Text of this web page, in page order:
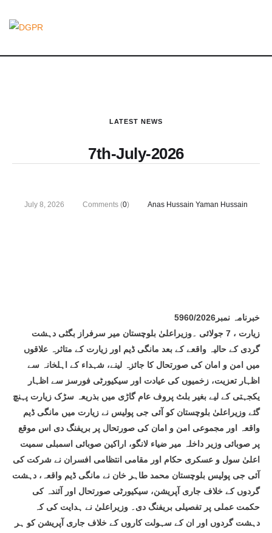
LATEST NEWS
7th-July-2026
July 8, 2026 Comments (0) Anas Hussain Yaman Hussain
خبرنامہ نمبر5960/2026
زیارت ، 7 جولائی ۔وزیراعلیٰ بلوچستان میر سرفراز بگٹی دہشت
گردی کے حالیہ واقعے کے بعد مانگی ڈیم اور زیارت کے متاثرہ علاقوں
میں امن و امان کی صورتحال کا جائزہ لینے، شہداء کے اہلخانہ سے
اظہار تعزیت، زخمیوں کی عیادت اور سیکیورٹی فورسز سے اظہار
یکجہتی کے لیے بغیر بلٹ پروف عام گاڑی میں بذریعہ سڑک زیارت پہنچ
گئے وزیراعلیٰ بلوچستان کو آئی جی پولیس نے زیارت میں مانگی ڈیم
واقعہ اور مجموعی امن و امان کی صورتحال پر بریفنگ دی اس موقع
پر صوبائی وزیر داخلہ میر ضیاء لانگو، اراکین صوبائی اسمبلی سمیت
اعلیٰ سول و عسکری حکام اور مقامی انتظامی افسران نے شرکت کی
آئی جی پولیس بلوچستان محمد طاہر خان نے مانگی ڈیم واقعہ، دہشت
گردوں کے خلاف جاری آپریشن، سیکیورٹی صورتحال اور آئندہ کی
حکمت عملی پر تفصیلی بریفنگ دی۔ وزیراعلیٰ نے ہدایت کی کہ
دہشت گردوں اور ان کے سہولت کاروں کے خلاف جاری آپریشن کو ہر